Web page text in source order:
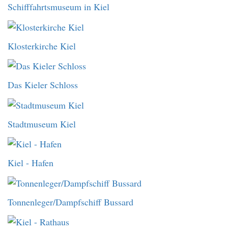
Schifffahrtsmuseum in Kiel
Klosterkirche Kiel
Das Kieler Schloss
Stadtmuseum Kiel
Kiel - Hafen
Tonnenleger/Dampfschiff Bussard